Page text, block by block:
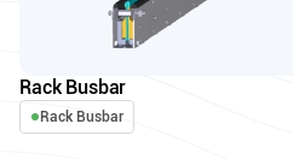
Rack Busbar
Rack Busbar